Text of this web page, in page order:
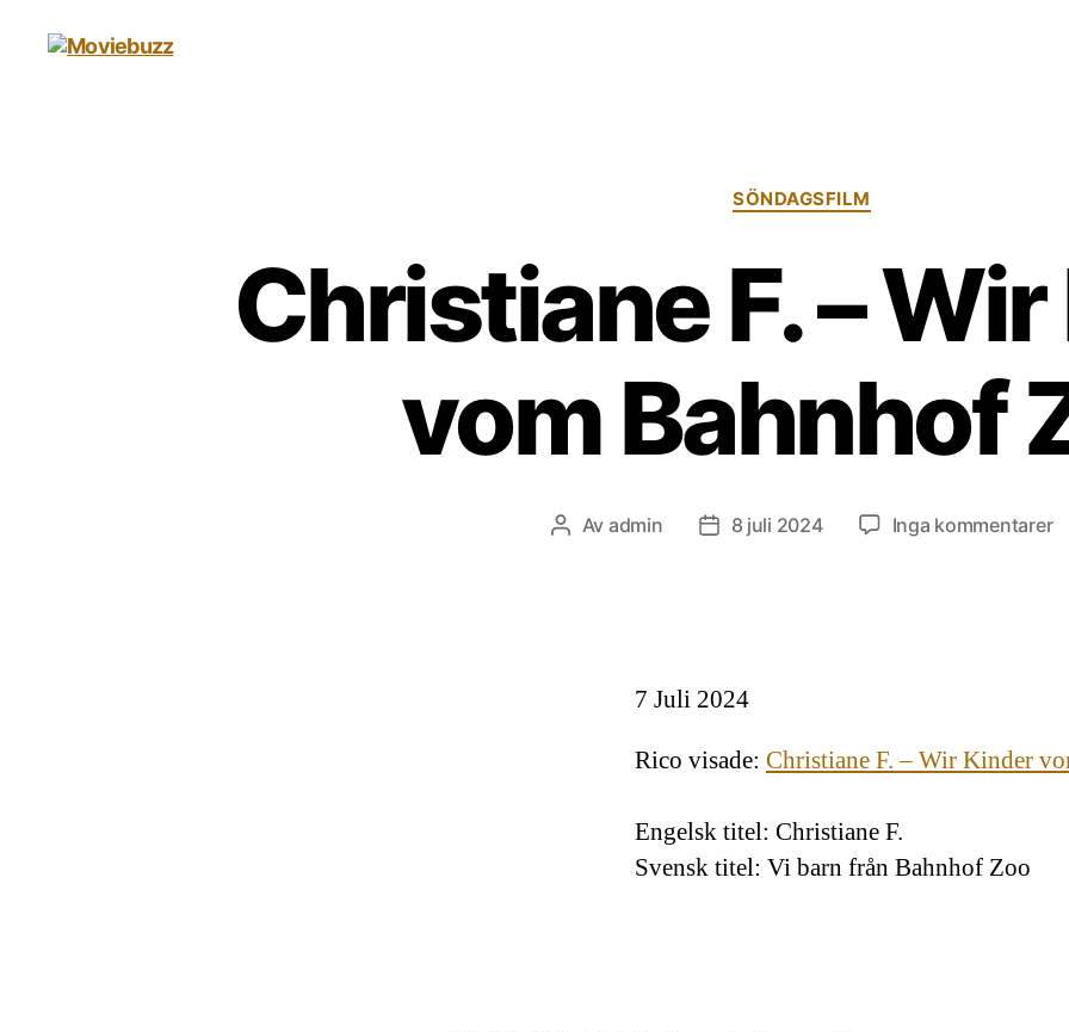
Kategorier
SÖNDAGSFILM
Christiane F. –
vom Bahnhof
Inläggsförfattare
Av admin Inläggsdatum
8 juli 2024 Inga kommentarertill
7 Juli 2024
Rico visade: Christiane F. – Wir Kinder
Engelsk titel: Christiane F.
Svensk titel: Vi barn från Bahnhof Zoo